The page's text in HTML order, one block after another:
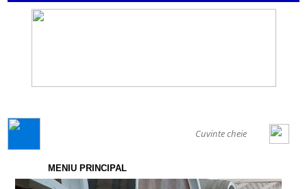
MENIU PRINCIPAL